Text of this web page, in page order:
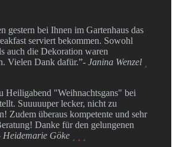
gestern bei Ihnen im Gartenhaus das
serviert bekommen. Sowohl
auch die Dekoration waren
Vielen Dank dafür.”- Janina Wenzel
Heiligabend "Weihnachtsgans" bei
Suuuuuper lecker, nicht zu
Zudem überaus kompetente und sehr
Danke für den gelungenen
Heidemarie Göke